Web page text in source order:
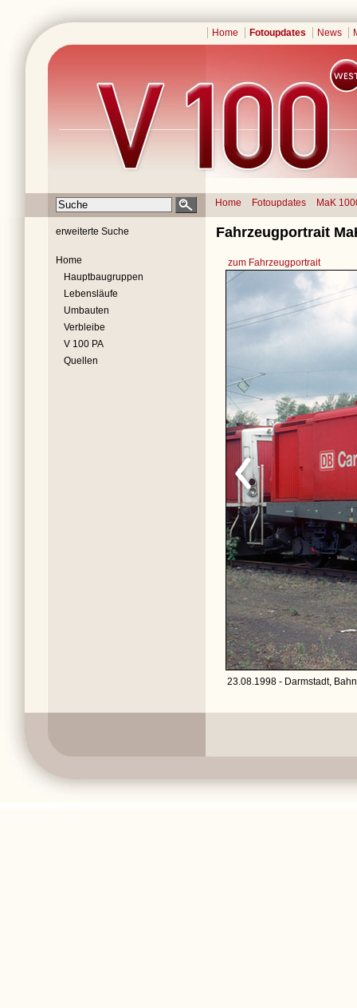
Home Fotoupdates News
Home Fotoupdates MaK
erweiterte Suche
Home
Hauptbaugruppen
Lebensläufe
Umbauten
Verbleibe
V 100 PA
Quellen
Fahrzeugportrait
zum Fahrzeugportrait
23.08.1998 - Darmstadt,